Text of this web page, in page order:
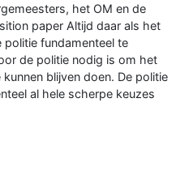
het OM en de
paper Altijd daar als het
fundamenteel te
de politie nodig is om het
blijven doen. De politie
al hele scherpe keuzes